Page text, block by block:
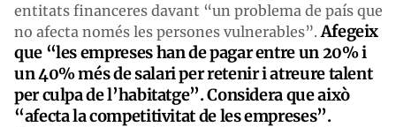
entitats financeres davant “un problema de país que
no afecta només les persones vulnerables”. Afegeix
que “les empreses han de pagar entre un 20% i
un 40% més de salari per retenir i atreure talent
per culpa de l’habitatge”. Considera que això
“afecta la competitivitat de les empreses”.